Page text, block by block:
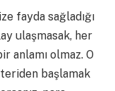
fayda sağladığı
ulaşmasak, her
anlamı olmaz. O
başlamak